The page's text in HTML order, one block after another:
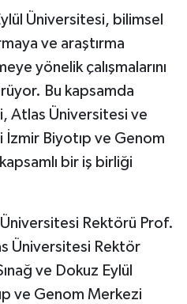
Üniversitesi, bilimsel
ve araştırma
yönelik çalışmalarını
Bu kapsamda
Atlas Üniversitesi ve
İzmir Biyotıp ve Genom
bir iş birliği
Rektörü Prof.
Üniversitesi Rektör
ve Dokuz Eylül
ve Genom Merkezi